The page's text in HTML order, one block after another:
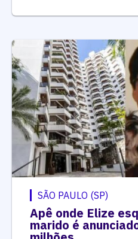
SÃO PAULO (SP)
Apê onde Elize
marido é